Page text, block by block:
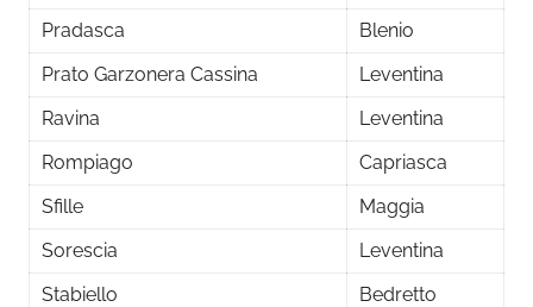
Pradasca
Blenio
Prato Garzonera Cassina
Leventina
Ravina
Leventina
Rompiago
Capriasca
Sfille
Maggia
Sorescia
Leventina
Stabiello
Bedretto